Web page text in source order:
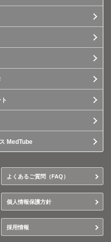
MedTube
よくあるご質問（FAQ）
個人情報保護方針
採用情報